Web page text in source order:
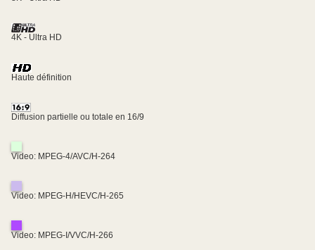
4K - Ultra HD
Haute définition
Diffusion partielle ou totale en 16/9
Video: MPEG-4/AVC/H-264
Video: MPEG-H/HEVC/H-265
Video: MPEG-I/VVC/H-266